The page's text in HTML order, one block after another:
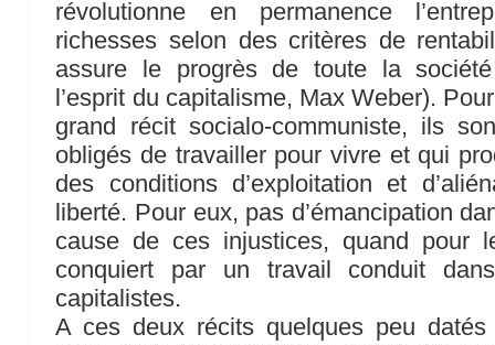
révolutionne en permanence
richesses selon des critères de
assure le progrès de toute la société
l’esprit du capitalisme, Max Weber).
grand récit socialo-communiste, ils
obligés de travailler pour vivre et qui
des conditions d’exploitation et
liberté. Pour eux, pas d’émancipation
cause de ces injustices, quand pour
conquiert par un travail conduit
capitalistes.
A ces deux récits quelques peu datés